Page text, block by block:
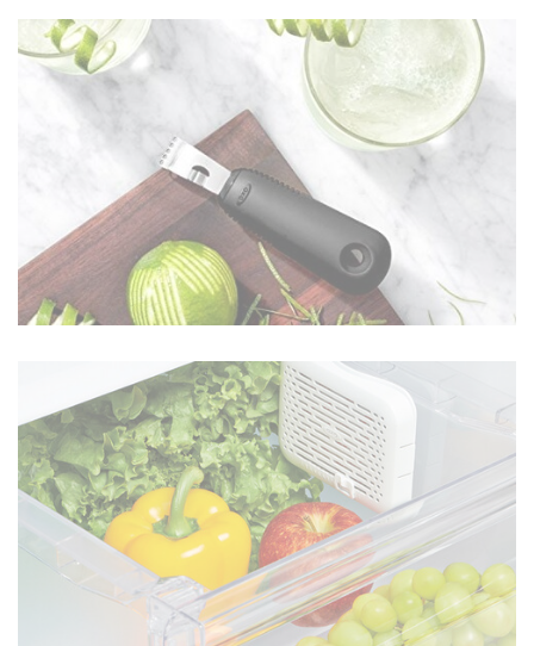
EN SAVOIR PLUS